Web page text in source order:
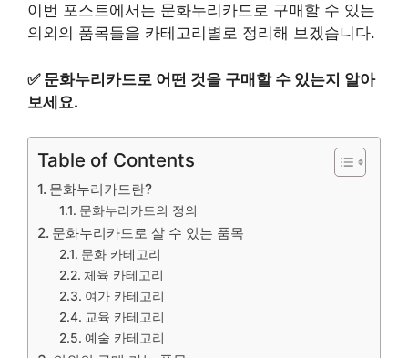
이번 포스트에서는 문화누리카드로 구매할 수 있는
의외의 품목들을 카테고리별로 정리해 보겠습니다.
✅ 문화누리카드로 어떤 것을 구매할 수 있는지 알아
보세요.
Table of Contents
문화누리카드란?
문화누리카드의 정의
문화누리카드로 살 수 있는 품목
문화 카테고리
체육 카테고리
여가 카테고리
교육 카테고리
예술 카테고리